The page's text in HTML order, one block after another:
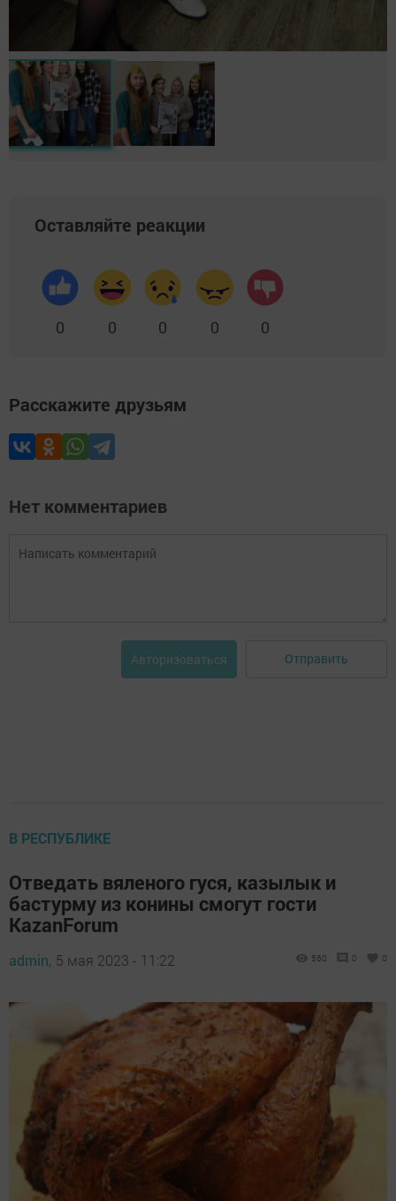
Оставляйте реакции
0 0 0 0 0
Расскажите друзьям
Нет комментариев
Авторизоваться Отправить
В РЕСПУБЛИКЕ
Отведать вяленого гуся, казылык и
бастурму из конины смогут гости
KazanForum
admin, 5 мая 2023 - 11:22 560 0 0